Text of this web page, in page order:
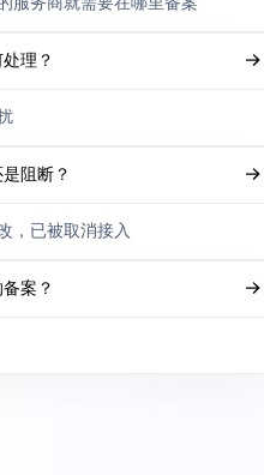
理？
阻断？
，已被取消接入
案？